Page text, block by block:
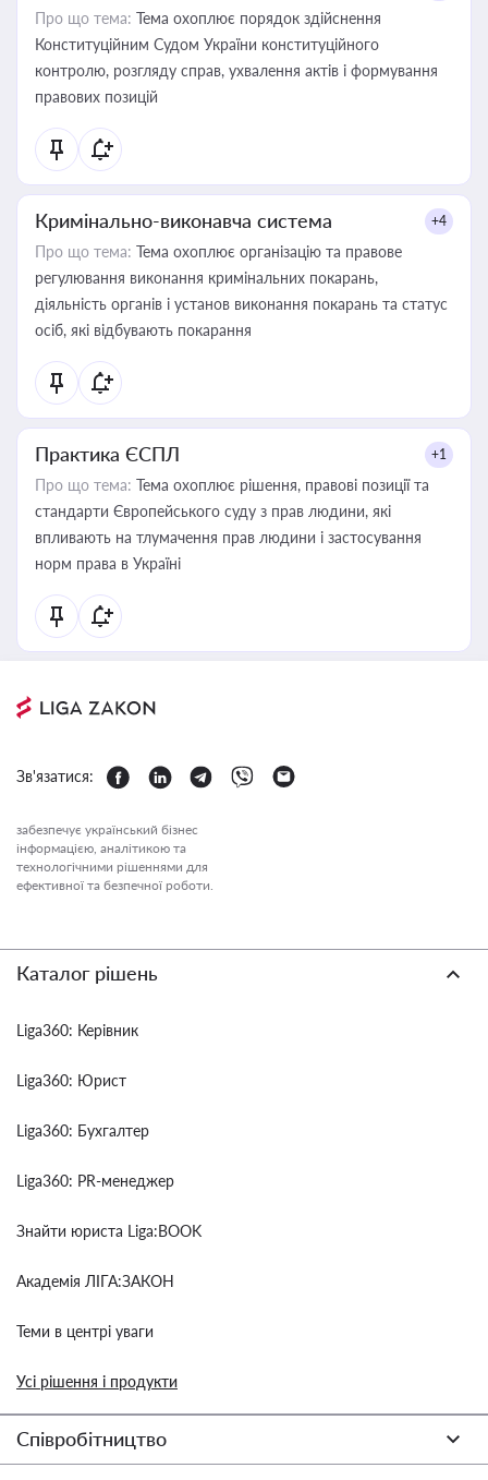
Про що тема: Тема охоплює порядок здійснення
Конституційним Судом України конституційного
контролю, розгляду справ, ухвалення актів і формування
правових позицій
Кримінально-виконавча система +4
Про що тема: Тема охоплює організацію та правове
регулювання виконання кримінальних покарань,
діяльність органів і установ виконання покарань та статус
осіб, які відбувають покарання
Практика ЄСПЛ +1
Про що тема: Тема охоплює рішення, правові позиції та
стандарти Європейського суду з прав людини, які
впливають на тлумачення прав людини і застосування
норм права в Україні
Зв'язатися:
забезпечує український бізнес
інформацією, аналітикою та
технологічними рішеннями для
ефективної та безпечної роботи.
Каталог рішень
Liga360: Керівник
Liga360: Юрист
Liga360: Бухгалтер
Liga360: PR-менеджер
Знайти юриста Liga:BOOK
Академія ЛІГА:ЗАКОН
Теми в центрі уваги
Усі рішення і продукти
Співробітництво